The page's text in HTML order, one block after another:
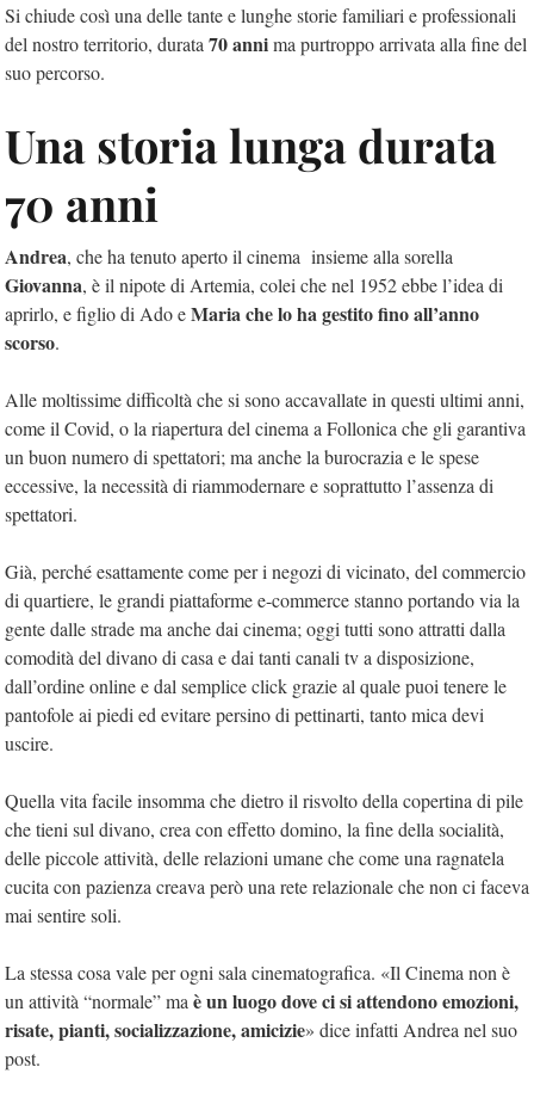
Si chiude così una delle tante e lunghe storie familiari e professionali
del nostro territorio, durata 70 annima purtroppo arrivata alla fine del
suo percorso.
Una storia lunga durata
70 anni
Andrea, che ha tenuto aperto il cinema insieme alla sorella
Giovanna, è il nipote di Artemia, colei che nel 1952 ebbe l’idea di
aprirlo, e figlio di Ado eMaria che lo ha gestito fino all’anno
scorso.
Alle moltissime difficoltà che si sono accavallate in questi ultimi anni,
come il Covid, o la riapertura del cinema a Follonica che gli garantiva
un buon numero di spettatori; ma anche la burocrazia e le spese
eccessive, la necessità di riammodernare e soprattutto l’assenza di
spettatori.
Già, perché esattamente come per i negozi di vicinato, del commercio
di quartiere, le grandi piattaforme e-commerce stanno portando via la
gente dalle strade ma anche dai cinema; oggi tutti sono attratti dalla
comodità del divano di casa e dai tanti canali tv a disposizione,
dall’ordine online e dal semplice click grazie al quale puoi tenere le
pantofole ai piedi ed evitare persino di pettinarti, tanto mica devi
uscire.
Quella vita facile insomma che dietro il risvolto della copertina di pile
che tieni sul divano, crea con effetto domino, la fine della socialità,
delle piccole attività, delle relazioni umane che come una ragnatela
cucita con pazienza creava però una rete relazionale che non ci faceva
mai sentire soli.
La stessa cosa vale per ogni sala cinematografica. «Il Cinema non è
un attività “normale” ma è un luogo dove ci si attendono emozioni,
risate, pianti, socializzazione, amicizie» dice infatti Andrea nel suo
post.